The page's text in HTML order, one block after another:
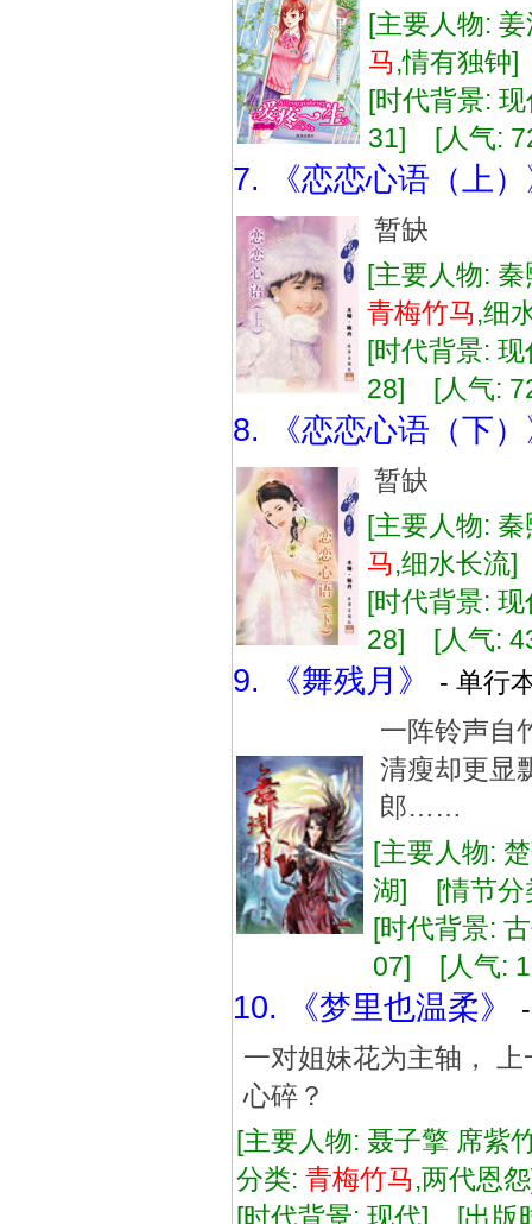
[主要人物:
马,情有独
[时代背景:
31] [人气:
7. 《恋恋心语（上
暂缺
[主要人物:
青梅竹马,细
[时代背景:
28] [人气:
8. 《恋恋心语（下
暂缺
[主要人物:
马,细水长
[时代背景:
28] [人气:
9. 《舞残月》
- 单行
一阵铃声自
清瘦却更显
郎……
[主要人物:
湖] [情节分
[时代背景:
07] [人气:
10. 《梦里也温柔》
一对姐妹花为主轴，
心碎？
[主要人物: 聂子擎 席
分类: 青梅竹马,两代恩
[时代背景: 现代] [出